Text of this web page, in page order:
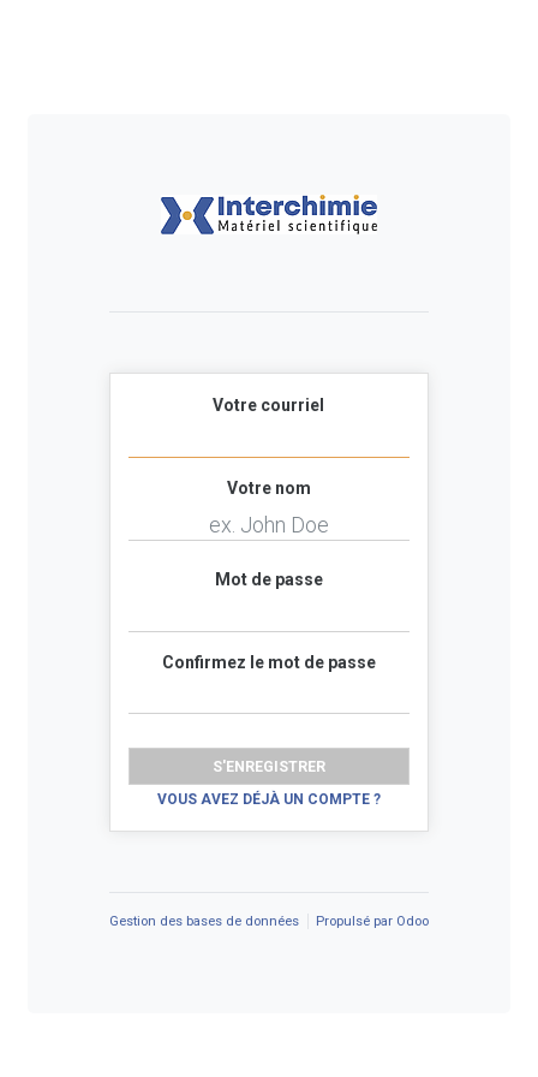
Votre courriel
Votre nom
Mot de passe
Confirmez le mot de passe
S'ENREGISTRER
VOUS AVEZ DÉJÀ UN COMPTE ?
Gestion des bases de données Propulsé par Odoo